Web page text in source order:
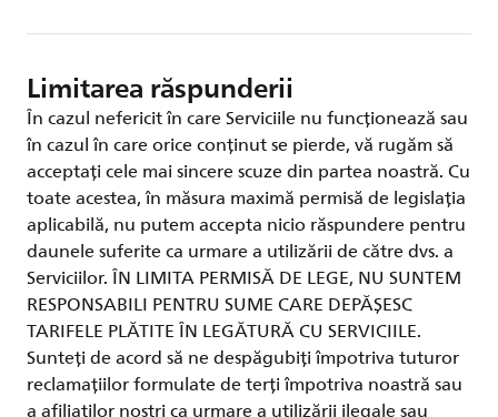
Limitarea răspunderii
În cazul nefericit în care Serviciile nu funcționează sau
în cazul în care orice conținut se pierde, vă rugăm să
acceptați cele mai sincere scuze din partea noastră. Cu
toate acestea, în măsura maximă permisă de legislația
aplicabilă, nu putem accepta nicio răspundere pentru
daunele suferite ca urmare a utilizării de către dvs. a
Serviciilor. ÎN LIMITA PERMISĂ DE LEGE, NU SUNTEM
RESPONSABILI PENTRU SUME CARE DEPĂȘESC
TARIFELE PLĂTITE ÎN LEGĂTURĂ CU SERVICIILE.
Sunteți de acord să ne despăgubiți împotriva tuturor
reclamațiilor formulate de terți împotriva noastră sau